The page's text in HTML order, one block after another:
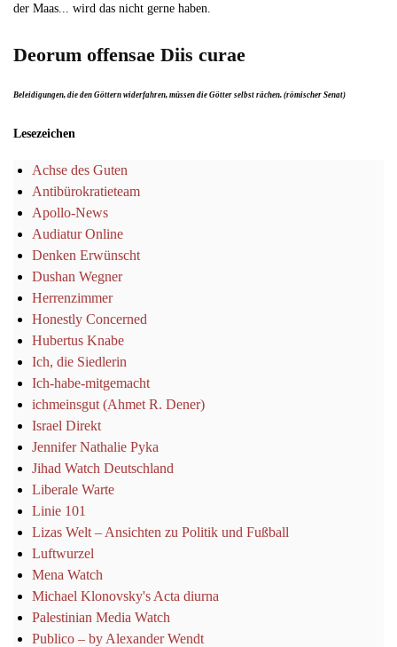
der Maas... wird das nicht gerne haben.
Deorum offensae Diis curae
Beleidigungen, die den Göttern widerfahren, müssen die Götter selbst rächen. (römischer Senat)
Lesezeichen
Achse des Guten
Antibürokratieteam
Apollo-News
Audiatur Online
Denken Erwünscht
Dushan Wegner
Herrenzimmer
Honestly Concerned
Hubertus Knabe
Ich, die Siedlerin
Ich-habe-mitgemacht
ichmeinsgut (Ahmet R. Dener)
Israel Direkt
Jennifer Nathalie Pyka
Jihad Watch Deutschland
Liberale Warte
Linie 101
Lizas Welt – Ansichten zu Politik und Fußball
Luftwurzel
Mena Watch
Michael Klonovsky's Acta diurna
Palestinian Media Watch
Publico – by Alexander Wendt